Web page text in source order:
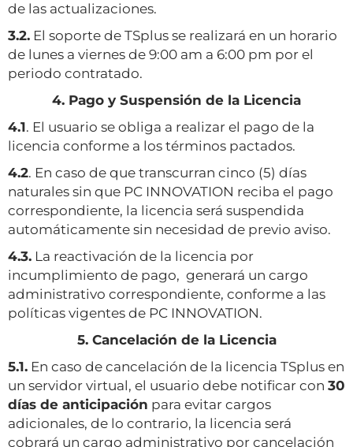
de las actualizaciones.
3.2. El soporte de TSplus se realizará en un horario
de lunes a viernes de 9:00 am a 6:00 pm por el
periodo contratado.
4. Pago y Suspensión de la Licencia
4.1. El usuario se obliga a realizar el pago de la
licencia conforme a los términos pactados.
4.2. En caso de que transcurran cinco (5) días
naturales sin que PC INNOVATION reciba el pago
correspondiente, la licencia será suspendida
automáticamente sin necesidad de previo aviso.
4.3. La reactivación de la licencia por
incumplimiento de pago, generará un cargo
administrativo correspondiente, conforme a las
políticas vigentes de PC INNOVATION.
5. Cancelación de la Licencia
5.1. En caso de cancelación de la licencia TSplus en
un servidor virtual, el usuario debe notificar con 30
días de anticipación para evitar cargos
adicionales, de lo contrario, la licencia será
cobrará un cargo administrativo por cancelación